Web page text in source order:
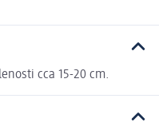
cca 15-20 cm.